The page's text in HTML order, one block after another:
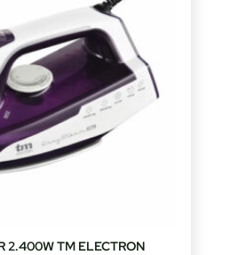
2.400W TM ELECTRON